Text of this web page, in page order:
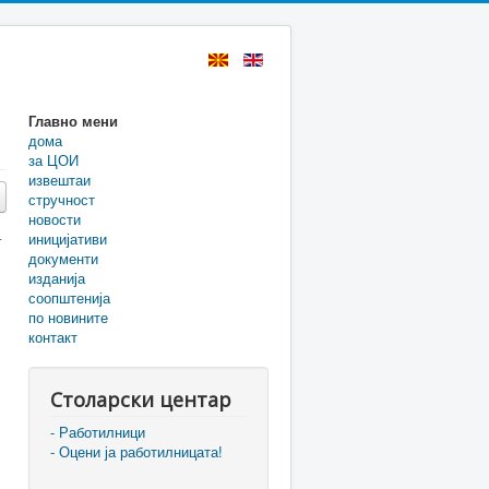
Главно мени
дома
за ЦОИ
извештаи
стручност
новости
иницијативи
документи
изданија
соопштенија
по новините
контакт
Столарски центар
- Работилници
- Оцени ја работилницата!